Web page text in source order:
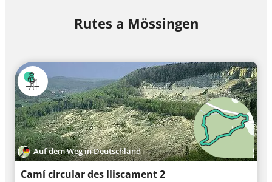
Rutes a Mössingen
Auf dem Weg in Deutschland
Camí circular des lliscament 2